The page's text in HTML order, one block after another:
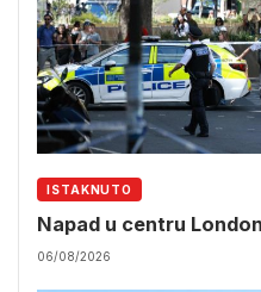
ISTAKNUTO
Napad u centru
06/08/2026